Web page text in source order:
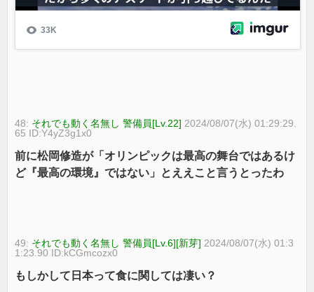
48: それでも動く名無し 警備員[Lv.22] 2024/08/07(水) 01:29:29.
65 ID:Y4yZ3g1x0
前に松岡修造が「オリンピックは最高の舞台ではあるけ
ど『最高の環境』ではない」とええこと言うとったわ
49: それでも動く名無し 警備員[Lv.6][新芽] 2024/08/07(水) 01:3
1:23.90 ID:kCGmcozx0
もしかして日本って食に関しては凄い？